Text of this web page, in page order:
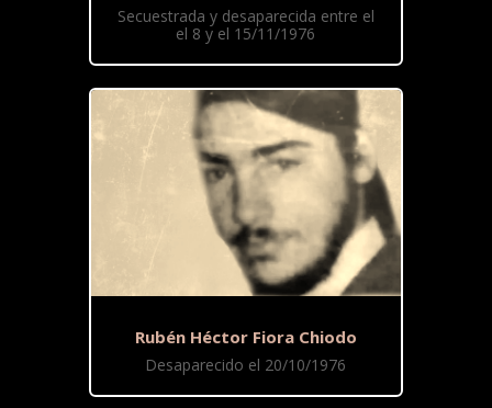
Secuestrada y desaparecida entre el
el 8 y el 15/11/1976
Rubén Héctor Fiora Chiodo
Desaparecido el 20/10/1976